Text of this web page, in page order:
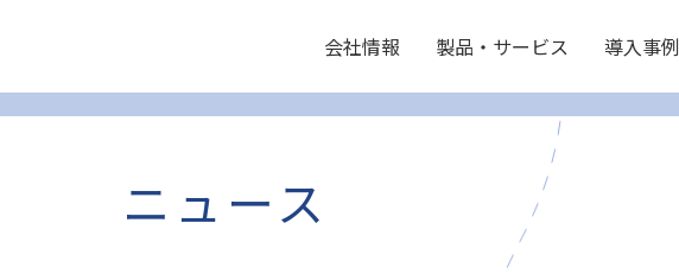
会社情報 製品・サービス 導入事例
ニュース